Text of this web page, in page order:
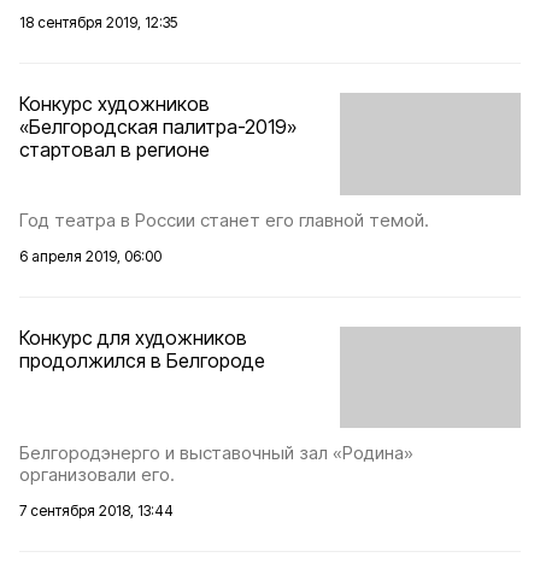
18 сентября 2019, 12:35
Конкурс художников
«Белгородская палитра-2019»
стартовал в регионе
Год театра в России станет его главной темой.
6 апреля 2019, 06:00
Конкурс для художников
продолжился в Белгороде
Белгородэнерго и выставочный зал «Родина»
организовали его.
7 сентября 2018, 13:44